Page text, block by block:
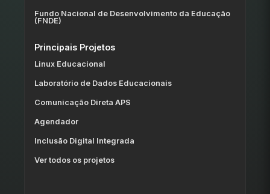
Fundo Nacional de Desenvolvimento da Educação
(FNDE)
Principais Projetos
Linux Educacional
Laboratório de Dados Educacionais
Comunicação Direta APS
Agendador
Inclusão Digital Integrada
Ver todos os projetos